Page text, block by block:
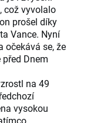
což vyvolalo
prošel díky
Vance. Nyní
očekává se, že
Dnem
na 49
vysokou